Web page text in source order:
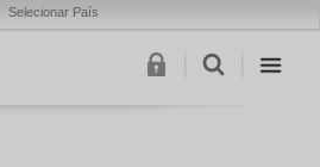
Selecionar País